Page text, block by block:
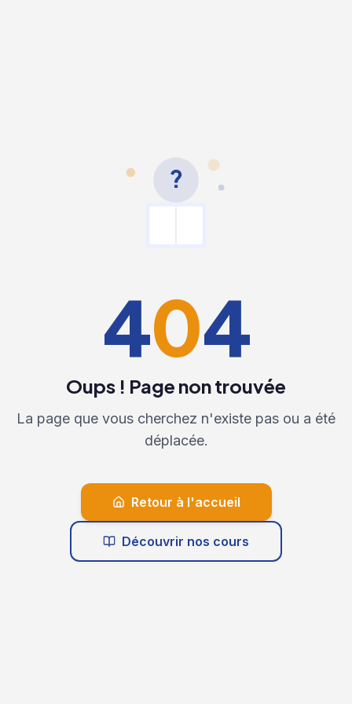
?
404
Oups ! Page non trouvée
La page que vous cherchez n'existe pas ou a été
déplacée.
Retour à l'accueil
Découvrir nos cours